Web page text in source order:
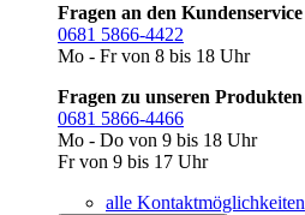
Fragen an den Kundenservice
0681 5866-4422
Mo - Fr von 8 bis 18 Uhr
Fragen zu unseren Produkten
0681 5866-4466
Mo - Do von 9 bis 18 Uhr
Fr von 9 bis 17 Uhr
alle Kontaktmöglichkeiten